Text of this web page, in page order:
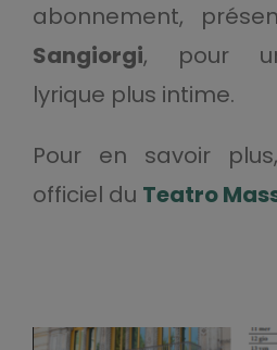
abonnement,
Sangiorgi, pour
lyrique plus intime.
Pour en savoir
officiel du Teatro